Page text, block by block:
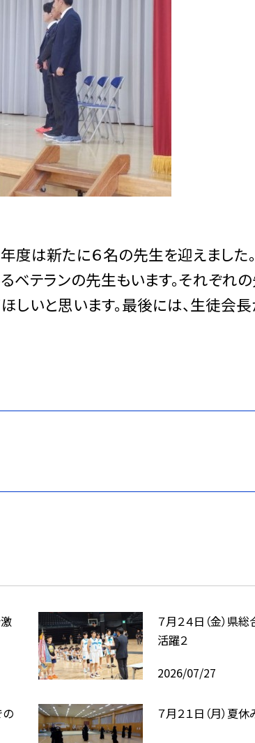
度は新たに６名の先生を迎えました
ベテランの先生もいます。それぞれ
しいと思います。最後には、生徒会
７月２４日（金）県
活躍２
2026/07/27
の
７月２１日（月）夏